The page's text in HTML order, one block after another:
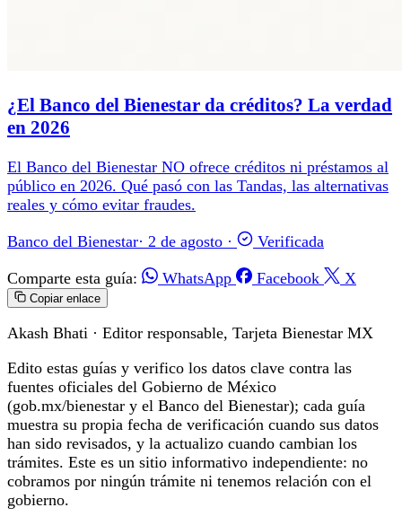
¿El Banco del Bienestar da créditos? La verdad
en 2026
El Banco del Bienestar NO ofrece créditos ni préstamos al
público en 2026. Qué pasó con las Tandas, las alternativas
reales y cómo evitar fraudes.
Banco del Bienestar· 2 de agosto · Verificada
Comparte esta guía: WhatsApp Facebook X
Copiar enlace
Akash Bhati · Editor responsable, Tarjeta Bienestar MX
Edito estas guías y verifico los datos clave contra las
fuentes oficiales del Gobierno de México
(gob.mx/bienestar y el Banco del Bienestar); cada guía
muestra su propia fecha de verificación cuando sus datos
han sido revisados, y la actualizo cuando cambian los
trámites. Este es un sitio informativo independiente: no
cobramos por ningún trámite ni tenemos relación con el
gobierno.